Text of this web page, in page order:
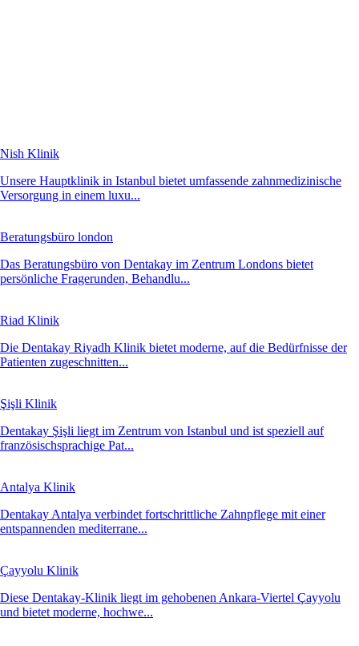
Nish Klinik
Unsere Hauptklinik in Istanbul bietet umfassende zahnmedizinische
Versorgung in einem luxu...
Beratungsbüro london
Das Beratungsbüro von Dentakay im Zentrum Londons bietet
persönliche Fragerunden, Behandlu...
Riad Klinik
Die Dentakay Riyadh Klinik bietet moderne, auf die Bedürfnisse der
Patienten zugeschnitten...
Şişli Klinik
Dentakay Şişli liegt im Zentrum von Istanbul und ist speziell auf
französischsprachige Pat...
Antalya Klinik
Dentakay Antalya verbindet fortschrittliche Zahnpflege mit einer
entspannenden mediterrane...
Çayyolu Klinik
Diese Dentakay-Klinik liegt im gehobenen Ankara-Viertel Çayyolu
und bietet moderne, hochwe...